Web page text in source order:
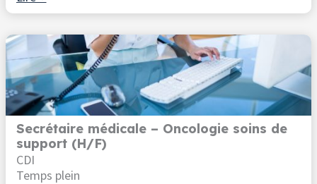
Secrétaire médicale – Oncologie soins de
support (H/F)
CDI
Temps plein